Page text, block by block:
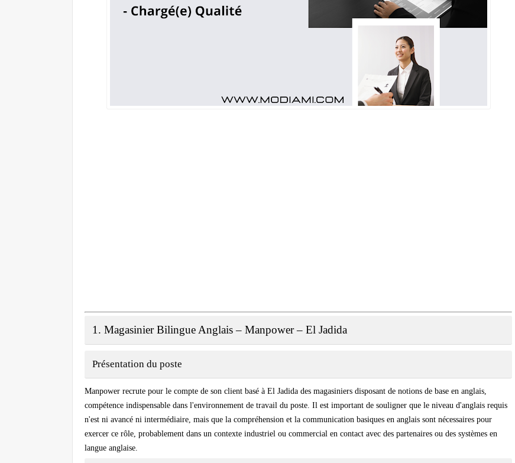
1. Magasinier Bilingue Anglais – Manpower – El Jadida
Présentation du poste
Manpower recrute pour le compte de son client basé à El Jadida des magasiniers disposant de notions de base en anglais,
compétence indispensable dans l'environnement de travail du poste. Il est important de souligner que le niveau d'anglais requis
n'est ni avancé ni intermédiaire, mais que la compréhension et la communication basiques en anglais sont nécessaires pour
exercer ce rôle, probablement dans un contexte industriel ou commercial en contact avec des partenaires ou des systèmes en
langue anglaise.